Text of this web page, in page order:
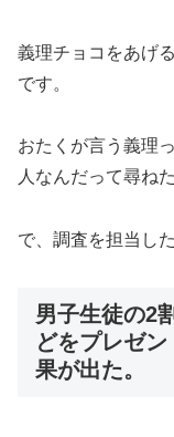
義理チョコをあげ
です。
おたくが言う義理
人なんだって尋ね
で、調査を担当し
男子生徒の2
どをプレゼ
果が出た。